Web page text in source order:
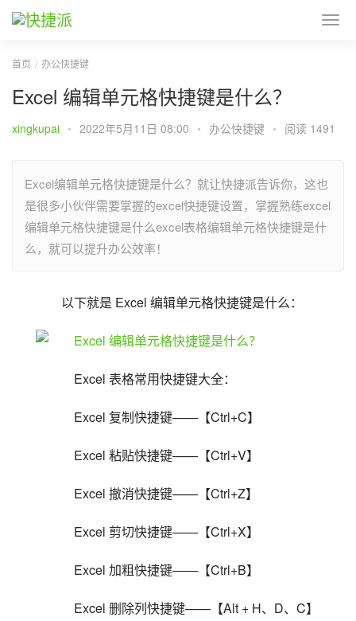
首页 办公快捷键
Excel 编辑单元格快捷键是什么？
xingkupai • 2022年5月11日 08:00 • 办公快捷键 • 阅读 1491
Excel编辑单元格快捷键是什么？就让快捷派告诉你，这也
是很多小伙伴需要掌握的excel快捷键设置，掌握熟练excel
编辑单元格快捷键是什么excel表格编辑单元格快捷键是什
么，就可以提升办公效率！
以下就是 Excel 编辑单元格快捷键是什么：
    Excel 表格常用快捷键大全：
    Excel 复制快捷键——【Ctrl+C】
    Excel 粘贴快捷键——【Ctrl+V】
    Excel 撤消快捷键——【Ctrl+Z】
    Excel 剪切快捷键——【Ctrl+X】
    Excel 加粗快捷键——【Ctrl+B】
    Excel 删除列快捷键——【Alt + H、D、C】